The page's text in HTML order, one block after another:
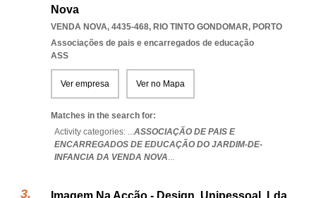
Nova
VENDA NOVA, 4435-468, RIO TINTO GONDOMAR, PORTO
Associações de pais e encarregados de educação
ASS
Ver empresa Ver no Mapa
Matches in the search for:
Activity categories: ...ASSOCIAÇÃO DE PAIS E
ENCARREGADOS DE EDUCAÇÃO DO JARDIM-DE-
INFANCIA DA VENDA NOVA...
Imagem Na Acção - Design, Unipessoal, Lda